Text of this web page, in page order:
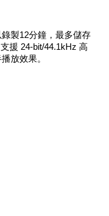
製12分鐘，最多儲存
援 24-bit/44.1kHz 高
放效果。